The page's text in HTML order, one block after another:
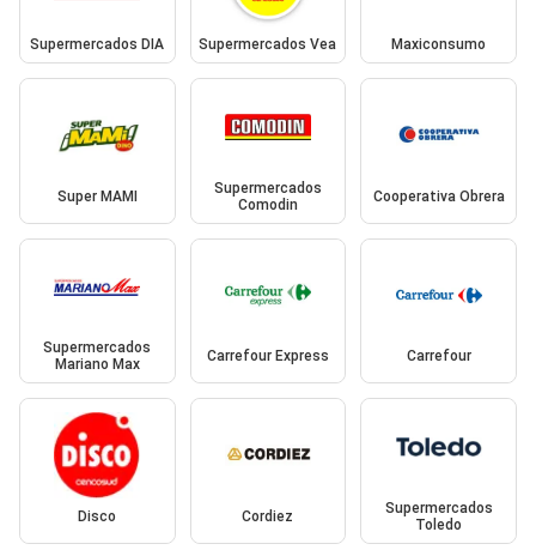
Supermercados DIA Supermercados Vea Maxiconsumo
Super MAMI
Supermercados
Comodin
Cooperativa Obrera
Supermercados
Mariano Max
Carrefour Express Carrefour
Disco Cordiez
Supermercados
Toledo